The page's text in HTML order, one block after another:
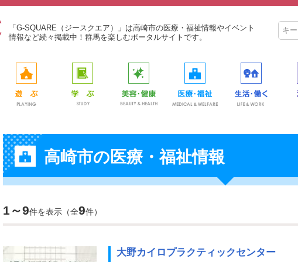
「G-SQUARE（ジースクエア）」は高崎市の医療・福祉情報やイベント
情報など続々掲載中！群馬を楽しむポータルサイトです。
高崎市の医療・福祉情報
1～9件を表示（全9件）
大野カイロプラクティックセンター